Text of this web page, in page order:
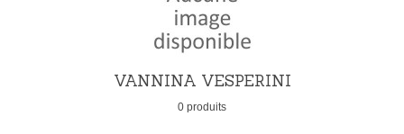
VANNINA VESPERINI
0 produits